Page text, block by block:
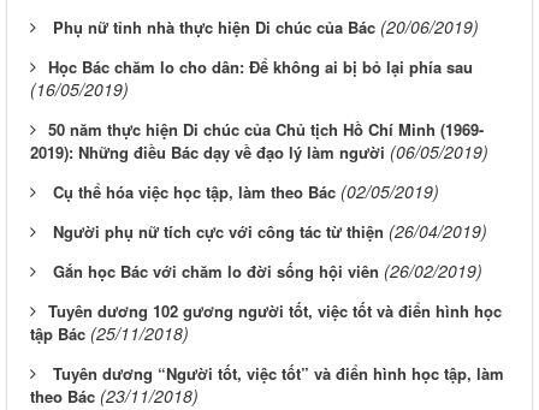
Phụ nữ tỉnh nhà thực hiện Di chúc của Bác (20/06/2019)
​Học Bác chăm lo cho dân: Để không ai bị bỏ lại phía sau
(16/05/2019)
​50 năm thực hiện Di chúc của Chủ tịch Hồ Chí Minh (1969-
2019): Những điều Bác dạy về đạo lý làm người (06/05/2019)
Cụ thể hóa việc học tập, làm theo Bác (02/05/2019)
Người phụ nữ tích cực với công tác từ thiện (26/04/2019)
Gắn học Bác với chăm lo đời sống hội viên (26/02/2019)
​Tuyên dương 102 gương người tốt, việc tốt và điển hình học
tập Bác (25/11/2018)
Tuyên dương “Người tốt, việc tốt” và điển hình học tập, làm
theo Bác (23/11/2018)